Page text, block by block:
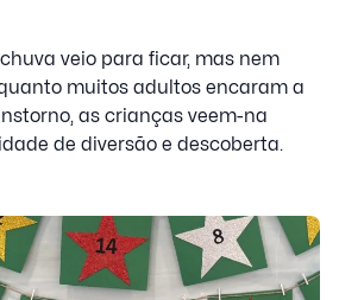
veio para ficar, mas nem
muitos adultos encaram a
as crianças veem-na
de diversão e descoberta.